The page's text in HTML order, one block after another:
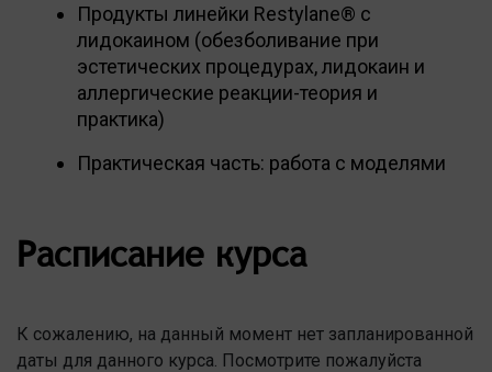
Продукты линейки Restylane® c
лидокаином (обезболивание при
эстетических процедурах, лидокаин и
аллергические реакции-теория и
практика)
Практическая часть: работа c моделями
Расписание курса
К сожалению, на данный момент нет запланированной
даты для данного курса. Посмотрите пожалуйста